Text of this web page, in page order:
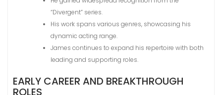
“Divergent” series.
His work spans various genres, showcasing his
dynamic acting range.
James continues to expand his repertoire with both
leading and supporting roles.
EARLY CAREER AND BREAKTHROUGH
ROLES